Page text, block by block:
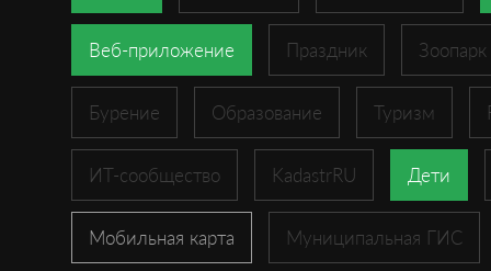
Веб-приложение Праздник Зоопарк
Бурение Образование Туризм
ИТ-сообщество KadastrRU Дети
Мобильная карта Муниципальная ГИС